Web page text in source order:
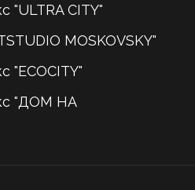
"ULTRA CITY"
MOSKOVSKY"
"ECOCITY"
"ДОМ НА